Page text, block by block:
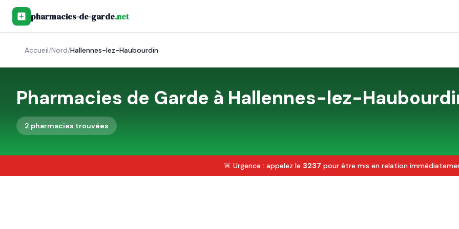
pharmacies-de-garde.net
Accueil/Nord/Hallennes-lez-Haubourdin
Pharmacies de Garde à Hallennes-lez-
2 pharmacies trouvées
🚨 Urgence : appelez le 3237 pour être mis en relation